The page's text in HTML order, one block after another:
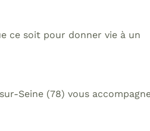
ce soit pour donner vie à un
Seine (78) vous